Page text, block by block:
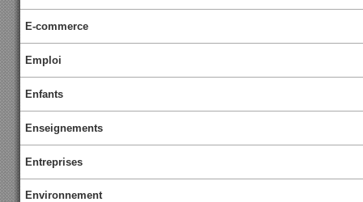
E-commerce
Emploi
Enfants
Enseignements
Entreprises
Environnement